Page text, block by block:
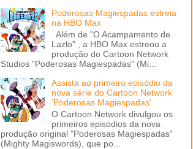
Poderosas Magiespadas estreia
na HBO Max
Além de "O Acampamento de
Lazlo" , a HBO Max estreou a
produção do Cartoon Network
Studios "Poderosas Magiespadas" (Mi...
Assista ao primeiro episódio da
nova série do Cartoon Network
'Poderosas Magiespadas'
O Cartoon Network divulgou os
primeiros episódios da nova
produção original "Poderosas Magiespadas"
(Mighty Magiswords), que po...